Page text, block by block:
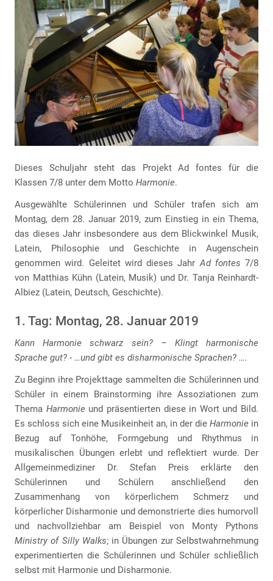
Dieses Schuljahr steht das Projekt Ad fontes für die
Klassen 7/8 unter dem Motto Harmonie.
Ausgewählte Schülerinnen und Schüler trafen sich am
Montag, dem 28. Januar 2019, zum Einstieg in ein Thema,
das dieses Jahr insbesondere aus dem Blickwinkel Musik,
Latein, Philosophie und Geschichte in Augenschein
genommen wird. Geleitet wird dieses JahrAd fontes 7/8
von Matthias Kühn (Latein, Musik) und Dr. Tanja Reinhardt-
Albiez (Latein, Deutsch, Geschichte).
1. Tag: Montag, 28. Januar 2019
Kann Harmonie schwarz sein? – Klingt harmonische
Sprache gut? - …und gibt es disharmonische Sprachen? ….
Zu Beginn ihre Projekttage sammelten die Schülerinnen und
Schüler in einem Brainstorming ihre Assoziationen zum
Thema Harmonieund präsentierten diese in Wort und Bild.
Es schloss sich eine Musikeinheit an, in der die Harmonie in
Bezug auf Tonhöhe, Formgebung und Rhythmus in
musikalischen Übungen erlebt und reflektiert wurde. Der
Allgemeinmediziner Dr. Stefan Preis erklärte den
Schülerinnen und Schülern anschließend den
Zusammenhang von körperlichem Schmerz und
körperlicher Disharmonie und demonstrierte dies humorvoll
und nachvollziehbar am Beispiel von Monty Pythons
Ministry of Silly Walks; in Übungen zur Selbstwahrnehmung
experimentierten die Schülerinnen und Schüler schließlich
selbst mit Harmonie und Disharmonie.